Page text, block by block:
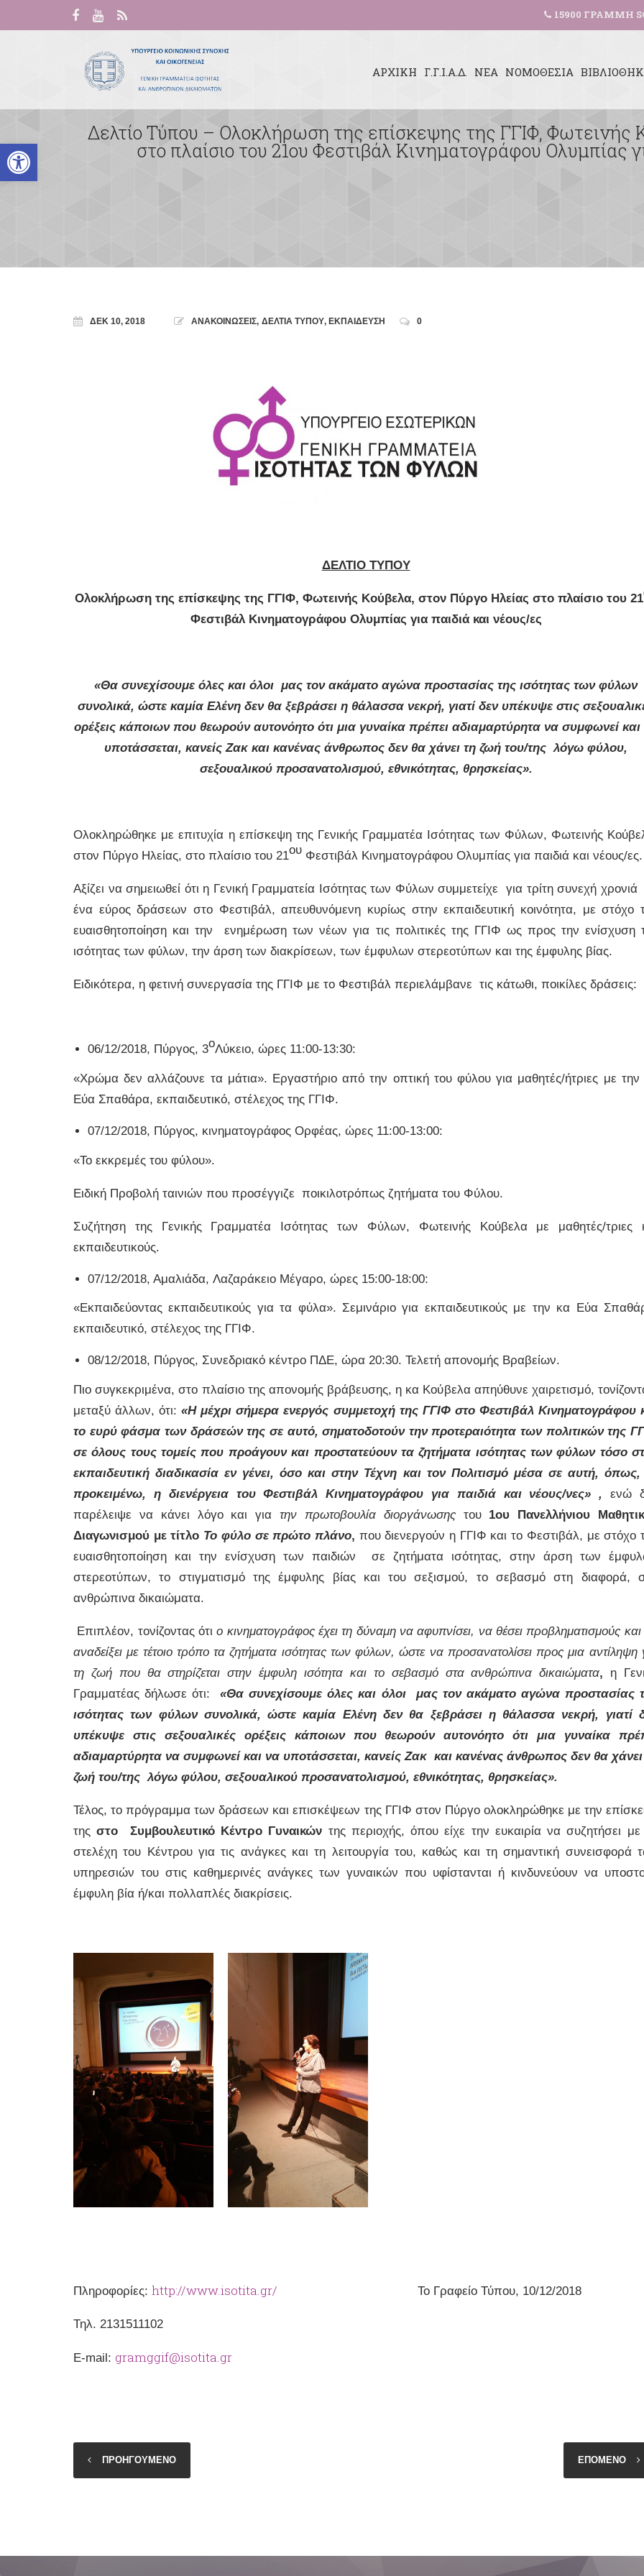
Ανοίξτε τη γραμμή εργαλείων
15900 ΓΡΑΜΜΗ
ΑΡΧΙΚΗ Γ.Γ.Ι.Α.Δ. ΝΕΑ ΝΟΜΟΘΕΣΙΑ
Δελτίο Τύπου – Ολοκλήρωση της επίσκεψης της ΓΓΙΦ, Φωτεινής
στο πλαίσιο του 21ου Φεστιβάλ Κινηματογράφου Ολυμπίας
ΔΕΚ 10, 2018 ΑΝΑΚΟΙΝΩΣΕΙΣ, ΔΕΛΤΙΑ ΤΥΠΟΥ, ΕΚΠΑΙΔΕΥΣΗ 0
ΔΕΛΤΙΟ ΤΥΠΟΥ
Ολοκλήρωση της επίσκεψης της ΓΓΙΦ, Φωτεινής Κούβελα, στον Πύργο Ηλείας στο πλαίσιο του 21
Φεστιβάλ Κινηματογράφου Ολυμπίας για παιδιά και νέους/ες
«Θα συνεχίσουμε όλες και όλοι μας τον ακάματο αγώνα προστασίας της ισότητας των φύλων
συνολικά, ώστε καμία Ελένη δεν θα ξεβράσει η θάλασσα νεκρή, γιατί δεν υπέκυψε στις
ορέξεις κάποιων που θεωρούν αυτονόητο ότι μια γυναίκα πρέπει αδιαμαρτύρητα να συμφωνεί και
υποτάσσεται, κανείς Ζακ και κανένας άνθρωπος δεν θα χάνει τη ζωή του/της λόγω φύλου,
σεξουαλικού προσανατολισμού, εθνικότητας, θρησκείας».
Ολοκληρώθηκε με επιτυχία η επίσκεψη της Γενικής Γραμματέα Ισότητας των Φύλων, Φωτεινής
στον Πύργο Ηλείας, στο πλαίσιο του 21ου Φεστιβάλ Κινηματογράφου Ολυμπίας για παιδιά και νέους/ες.
Αξίζει να σημειωθεί ότι η Γενική Γραμματεία Ισότητας των Φύλων συμμετείχε για τρίτη συνεχή
ένα εύρος δράσεων στο Φεστιβάλ, απευθυνόμενη κυρίως στην εκπαιδευτική κοινότητα, με στόχο
ευαισθητοποίηση και την ενημέρωση των νέων για τις πολιτικές της ΓΓΙΦ ως προς την ενίσχυση
ισότητας των φύλων, την άρση των διακρίσεων, των έμφυλων στερεοτύπων και της έμφυλης βίας.
Ειδικότερα, η φετινή συνεργασία της ΓΓΙΦ με το Φεστιβάλ περιελάμβανε τις κάτωθι, ποικίλες δράσεις:
06/12/2018, Πύργος, 3οΛύκειο, ώρες 11:00-13:30:
«Χρώμα δεν αλλάζουνε τα μάτια». Εργαστήριο από την οπτική του φύλου για μαθητές/ήτριες με
Εύα Σπαθάρα, εκπαιδευτικό, στέλεχος της ΓΓΙΦ.
07/12/2018, Πύργος, κινηματογράφος Ορφέας, ώρες 11:00-13:00:
«Το εκκρεμές του φύλου».
Ειδική Προβολή ταινιών που προσέγγιζε ποικιλοτρόπως ζητήματα του Φύλου.
Συζήτηση της Γενικής Γραμματέα Ισότητας των Φύλων, Φωτεινής Κούβελα με μαθητές/τριες
εκπαιδευτικούς.
07/12/2018, Αμαλιάδα, Λαζαράκειο Μέγαρο, ώρες 15:00-18:00:
«Εκπαιδεύοντας εκπαιδευτικούς για τα φύλα». Σεμινάριο για εκπαιδευτικούς με την κα Εύα
εκπαιδευτικό, στέλεχος της ΓΓΙΦ.
08/12/2018, Πύργος, Συνεδριακό κέντρο ΠΔΕ, ώρα 20:30. Τελετή απονομής Βραβείων.
Πιο συγκεκριμένα, στο πλαίσιο της απονομής βράβευσης, η κα Κούβελα απηύθυνε χαιρετισμό,
μεταξύ άλλων, ότι:«Η μέχρι σήμερα ενεργός συμμετοχή της ΓΓΙΦ στο Φεστιβάλ Κινηματογράφου
το ευρύ φάσμα των δράσεών της σε αυτό, σηματοδοτούν την προτεραιότητα των πολιτικών της
σε όλους τους τομείς που προάγουν και προστατεύουν τα ζητήματα ισότητας των φύλων τόσο
εκπαιδευτική διαδικασία εν γένει, όσο και στην Τέχνη και τον Πολιτισμό μέσα σε αυτή, όπως,
προκειμένω, η διενέργεια του Φεστιβάλ Κινηματογράφου για παιδιά και νέους/νες» ,ενώ
παρέλειψε να κάνει λόγο και για την πρωτοβουλία διοργάνωσης του 1ου Πανελλήνιου
Διαγωνισμού με τίτλο Το φύλο σε πρώτο πλάνο, που διενεργούν η ΓΓΙΦ και το Φεστιβάλ, με στόχο
ευαισθητοποίηση και την ενίσχυση των παιδιών σε ζητήματα ισότητας, στην άρση των
στερεοτύπων, το στιγματισμό της έμφυλης βίας και του σεξισμού, το σεβασμό στη διαφορά,
ανθρώπινα δικαιώματα.
Επιπλέον, τονίζοντας ότιο κινηματογράφος έχει τη δύναμη να αφυπνίσει, να θέσει προβληματισμούς
αναδείξει με τέτοιο τρόπο τα ζητήματα ισότητας των φύλων, ώστε να προσανατολίσει προς μια αντίληψη
τη ζωή που θα στηρίζεται στην έμφυλη ισότητα και το σεβασμό στα ανθρώπινα δικαιώματα, η
Γραμματέας δήλωσε ότι:«Θα συνεχίσουμε όλες και όλοι μας τον ακάματο αγώνα προστασίας
ισότητας των φύλων συνολικά, ώστε καμία Ελένη δεν θα ξεβράσει η θάλασσα νεκρή, γιατί
υπέκυψε στις σεξουαλικές ορέξεις κάποιων που θεωρούν αυτονόητο ότι μια γυναίκα
αδιαμαρτύρητα να συμφωνεί και να υποτάσσεται, κανείς Ζακ και κανένας άνθρωπος δεν θα χάνει
ζωή του/της λόγω φύλου, σεξουαλικού προσανατολισμού, εθνικότητας, θρησκείας».
Τέλος, το πρόγραμμα των δράσεων και επισκέψεων της ΓΓΙΦ στον Πύργο ολοκληρώθηκε με την
τηςστο Συμβουλευτικό Κέντρο Γυναικών της περιοχής, όπου είχε την ευκαιρία να συζητήσει
στελέχη του Κέντρου για τις ανάγκες και τη λειτουργία του, καθώς και τη σημαντική συνεισφορά
υπηρεσιών του στις καθημερινές ανάγκες των γυναικών που υφίστανται ή κινδυνεύουν να
έμφυλη βία ή/και πολλαπλές διακρίσεις.
Πληροφορίες: http://www.isotita.gr/ Το Γραφείο Τύπου, 10/12/2018
Τηλ. 2131511102
Ε-mail: gramggif@isotita.gr
ΠΡΟΗΓΟΥΜΕΝΟ ΕΠΟΜΕΝΟ